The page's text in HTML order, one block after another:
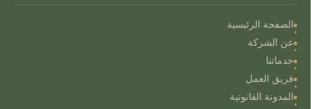
الصفحة الرئيسية
عن الشركة
خدماتنا
فريق العمل
المدونة القانونية